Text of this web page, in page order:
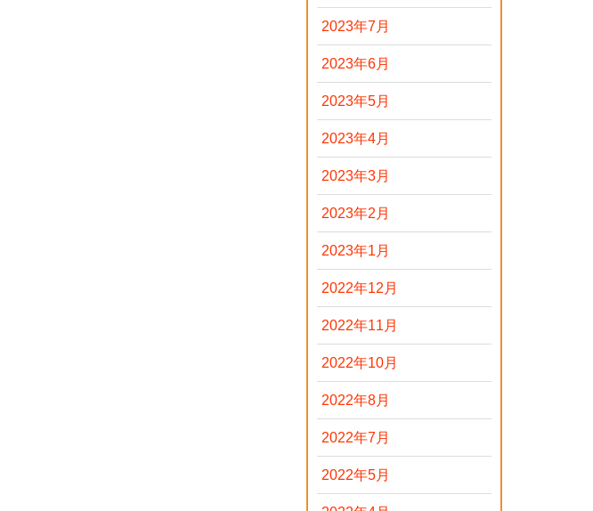
2023年7月
2023年6月
2023年5月
2023年4月
2023年3月
2023年2月
2023年1月
2022年12月
2022年11月
2022年10月
2022年8月
2022年7月
2022年5月